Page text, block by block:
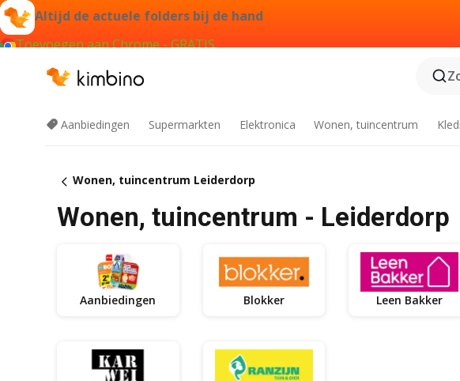
Altijd de actuele folders bij de hand
Toevoegen aan Chrome - GRATIS
Aanbiedingen Supermarkten Elektronica Wonen, tuincentrum
Wonen, tuincentrum Leiderdorp
Wonen, tuincentrum - Leiderdorp
Aanbiedingen Blokker Leen Bakker